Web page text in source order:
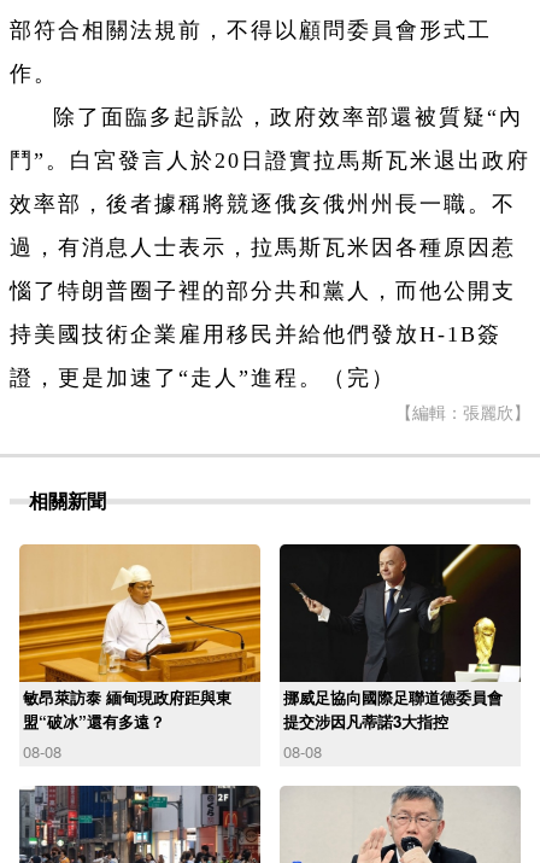
部符合相關法規前，不得以顧問委員會形式工
作。
除了面臨多起訴訟，政府效率部還被質疑“內
鬥”。白宮發言人於20日證實拉馬斯瓦米退出政府
效率部，後者據稱將競逐俄亥俄州州長一職。不
過，有消息人士表示，拉馬斯瓦米因各種原因惹
惱了特朗普圈子裡的部分共和黨人，而他公開支
持美國技術企業雇用移民并給他們發放H-1B簽
證，更是加速了“走人”進程。（完）
【編輯：張麗欣】
相關新聞
敏昂萊訪泰 緬甸現政府距與東
盟“破冰”還有多遠？
08-08
挪威足協向國際足聯道德委員會
提交涉因凡蒂諾3大指控
08-08